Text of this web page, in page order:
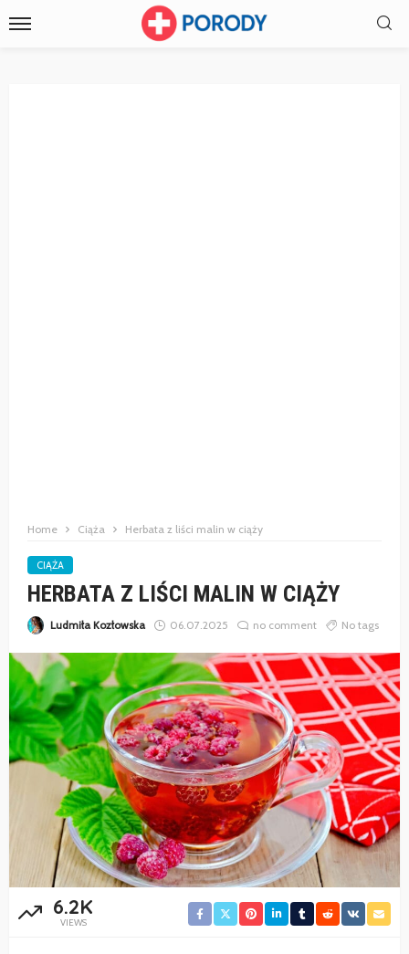
Home Ciąża Herbata z liści malin w ciąży
CIĄŻA
HERBATA Z LIŚCI MALIN W CIĄŻY
Ludmiła Kozłowska 06.07.2025 no comment No tags
6.2K
VIEWS